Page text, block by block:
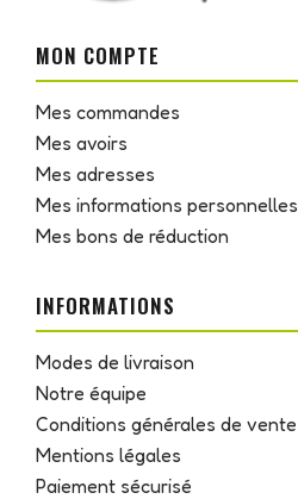
MON COMPTE
Mes commandes
Mes avoirs
Mes adresses
Mes informations personnelles
Mes bons de réduction
INFORMATIONS
Modes de livraison
Notre équipe
Conditions générales de vente
Mentions légales
Paiement sécurisé